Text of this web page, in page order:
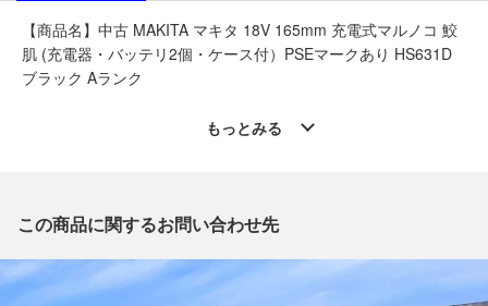
【商品名】中古 MAKITA マキタ 18V 165mm 充電式マルノコ 鮫
肌 (充電器・バッテリ2個・ケース付）PSEマークあり HS631D
ブラック Aランク
◆こちらの商品は「なんでもリサイクルビッグバン工具館 北斗
出品店舗にお電話にてお問い合わせください。
品商品」と「店舗内商品コード」をお知らせ下さい。
電話番号：0138-88-5959
もっとみる
この商品に関するお問い合わせ先